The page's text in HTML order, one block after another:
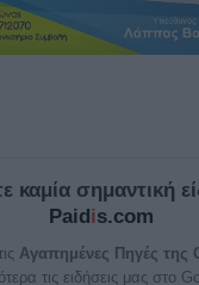
καμία σημαντική
Paidis.com
Αγαπημένες Πηγές της
τις ειδήσεις μας στο